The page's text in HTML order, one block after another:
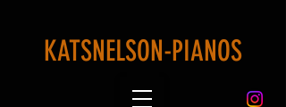
KATSNELSON-PIANOS